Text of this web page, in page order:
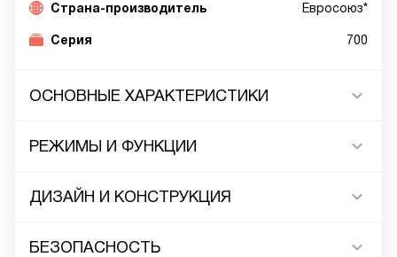
Страна-производитель Евросоюз*
Серия 700
ОСНОВНЫЕ ХАРАКТЕРИСТИКИ
РЕЖИМЫ И ФУНКЦИИ
ДИЗАЙН И КОНСТРУКЦИЯ
БЕЗОПАСНОСТЬ